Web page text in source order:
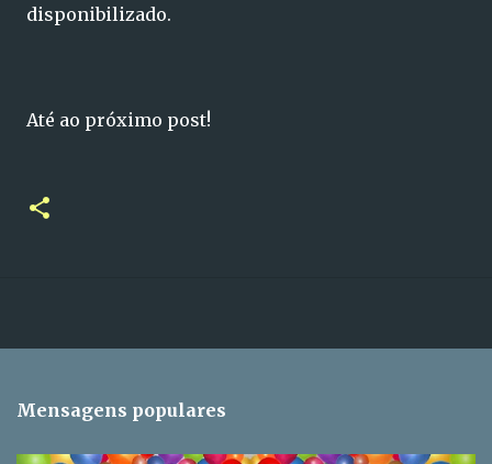
disponibilizado.
Até ao próximo post!
Mensagens populares